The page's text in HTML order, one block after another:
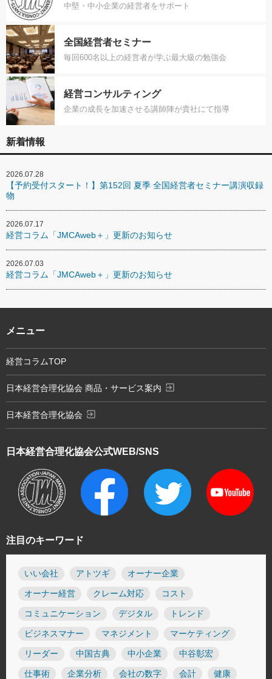
中堅・中小企業の経営者をサポート
全国経営者セミナー
毎回600名以上の経営者が学ぶ最大級の勉強会
経営コンサルティング
企業の成長を加速させる講師陣が貴社にて指導
新着情報
2026.07.28
【予約受付スタート！】第152回 夏季 全国経営者セミナー講演収録
物
2026.07.17
経営コラム「JMCAweb＋」更新のお知らせ
2026.07.03
経営コラム「JMCAweb＋」更新のお知らせ
注目のキーワード
いい会社 アトツギ オーナー企業
オーナー経営 クレーム対応 コスト
コミュニケーション デジタル トレンド
ビジネスマナー マネジメント マーケティング
リーダー 中国古典 中小企業 中谷彰宏
仕事術 企業分析 会社の数字 会計 健康
日本経営合理化協会公式WEB/SNS
メニュー
経営コラムTOP
日本経営合理化協会 商品・サービス案内 exit_to_app
日本経営合理化協会 exit_to_app